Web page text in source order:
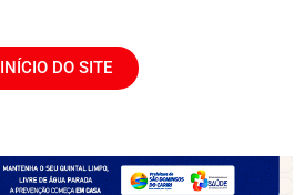
INÍCIO DO SITE